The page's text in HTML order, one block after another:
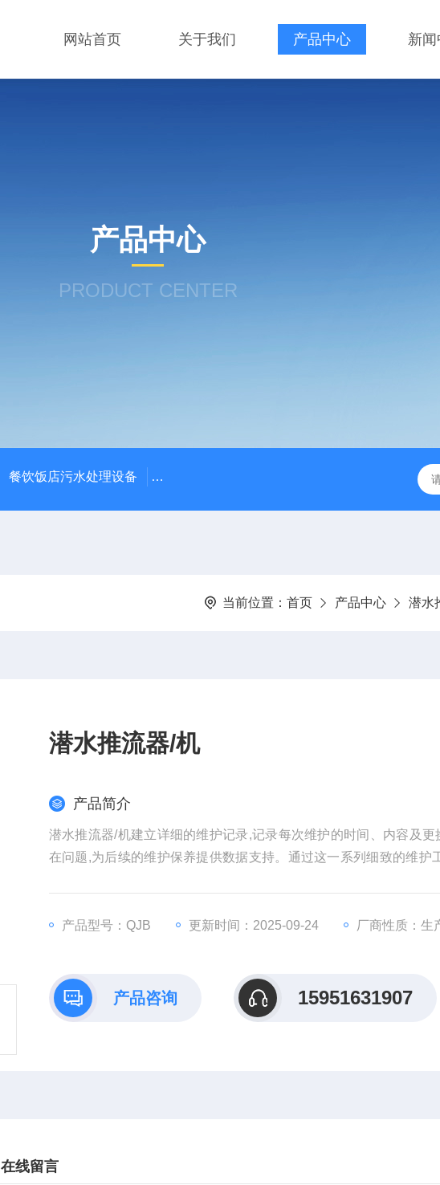
网站首页 关于我们 产品中心 新
产品中心
PRODUCT CENTER
餐饮饭店污水处理设备 高密度沉淀池中心传动刮泥机 伞型双曲面立
当前位置： 首页 产品中心 潜水
潜水推流器/机
产品简介
潜水推流器/机建立详细的维护记录,记录每次维护的时间、内容及
在问题,为后续的维护保养提供数据支持。通过这一系列细致的维护
产品型号：QJB 更新时间：2025-09-24 厂商性质：生
产品咨询 15951631907
在线留言